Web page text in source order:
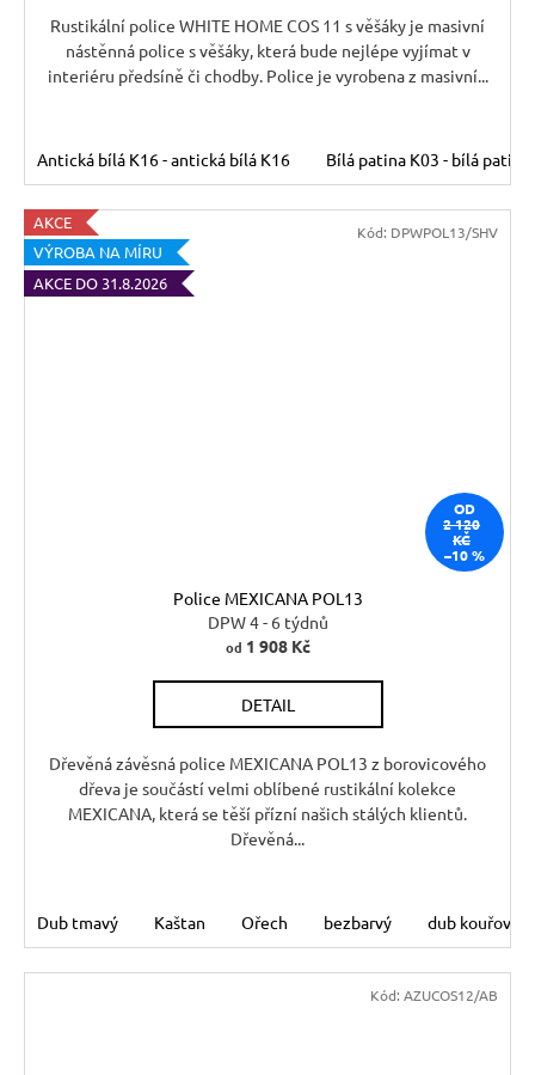
Rustikální police WHITE HOME COS 11 s věšáky je masivní
nástěnná police s věšáky, která bude nejlépe vyjímat v
interiéru předsíně či chodby. Police je vyrobena z masivní...
Antická bílá K16 - antická bílá K16 Bílá patina K03 - bílá patina
AKCE
VÝROBA NA MÍRU
AKCE DO 31.8.2026
OD
2 120
KČ
–10 %
Police MEXICANA POL13
DPW 4 - 6 týdnů
od 1 908 Kč
DETAIL
Dřevěná závěsná police MEXICANA POL13 z borovicového
dřeva je součástí velmi oblíbené rustikální kolekce
MEXICANA, která se těší přízní našich stálých klientů.
Dřevěná...
Dub tmavý Kaštan Ořech bezbarvý dub kouřový
Kód: DPWPOL13/SHV
Kód: AZUCOS12/AB